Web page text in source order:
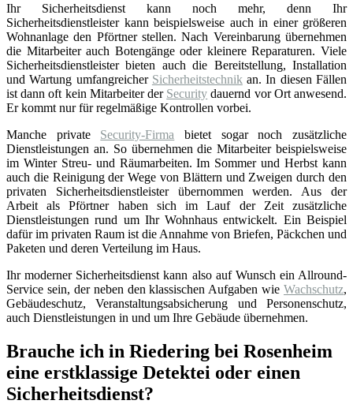
Ihr Sicherheitsdienst kann noch mehr, denn Ihr
Sicherheitsdienstleister kann beispielsweise auch in einer größeren
Wohnanlage den Pförtner stellen. Nach Vereinbarung übernehmen
die Mitarbeiter auch Botengänge oder kleinere Reparaturen. Viele
Sicherheitsdienstleister bieten auch die Bereitstellung, Installation
und Wartung umfangreicher Sicherheitstechnikan. In diesen Fällen
ist dann oft kein Mitarbeiter der Security dauernd vor Ort anwesend.
Er kommt nur für regelmäßige Kontrollen vorbei.
Manche private Security-Firma bietet sogar noch zusätzliche
Dienstleistungen an. So übernehmen die Mitarbeiter beispielsweise
im Winter Streu- und Räumarbeiten. Im Sommer und Herbst kann
auch die Reinigung der Wege von Blättern und Zweigen durch den
privaten Sicherheitsdienstleister übernommen werden. Aus der
Arbeit als Pförtner haben sich im Lauf der Zeit zusätzliche
Dienstleistungen rund um Ihr Wohnhaus entwickelt. Ein Beispiel
dafür im privaten Raum ist die Annahme von Briefen, Päckchen und
Paketen und deren Verteilung im Haus.
Ihr moderner Sicherheitsdienst kann also auf Wunsch ein Allround-
Service sein, der neben den klassischen Aufgaben wie Wachschutz,
Gebäudeschutz, Veranstaltungsabsicherung und Personenschutz,
auch Dienstleistungen in und um Ihre Gebäude übernehmen.
Brauche ich in Riedering bei Rosenheim
eine erstklassige Detektei oder einen
Sicherheitsdienst?